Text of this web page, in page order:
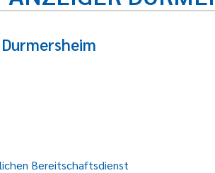
Bereitschaftsdienst